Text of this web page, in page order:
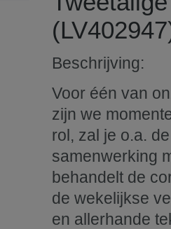
Beschrijving:
Voor één van
zijn we
rol, zal je o.a.
samenwerking
behandelt de
de wekelijkse
en allerhande